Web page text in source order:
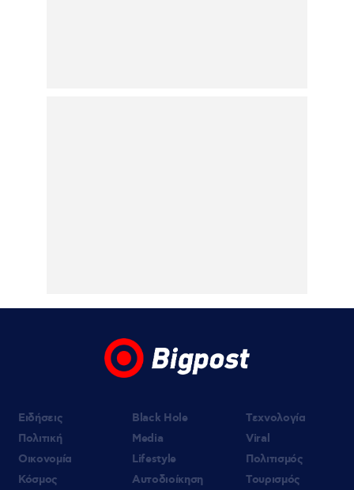
Ειδήσεις
Πολιτική
Οικονομία
Κόσμος
Black Hole
Media
Lifestyle
Αυτοδιοίκηση
Τεχνολογία
Viral
Πολιτισμός
Τουρισμός